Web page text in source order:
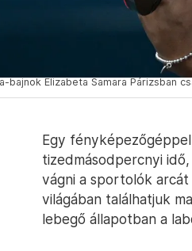
bajnok Elizabeta Samara Párizsban
Egy
tizedmásodpercnyi
vágni a sportolók
világában találhatjuk
lebegő állapotban a